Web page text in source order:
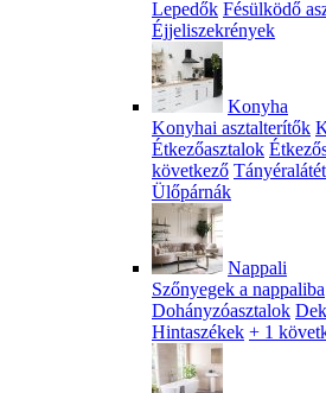
Lepedők Fésülködő
Éjjeliszekrények
Konyha
Konyhai asztalterítők
Étkezőasztalok
következő
Ülőpárnák
Nappali
Szőnyegek a nappaliba
Dohányzóasztalok
Hintaszékek + 1